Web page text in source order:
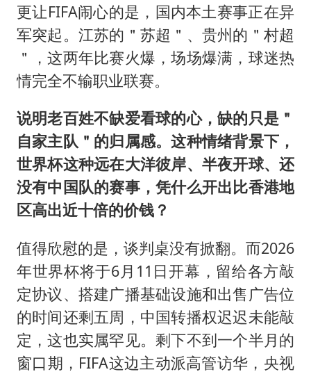
更让FIFA闹心的是，国内本土赛事正在异
军突起。江苏的＂苏超＂、贵州的＂村超
＂，这两年比赛火爆，场场爆满，球迷热
情完全不输职业联赛。
说明老百姓不缺爱看球的心，缺的只是＂
自家主队＂的归属感。这种情绪背景下，
世界杯这种远在大洋彼岸、半夜开球、还
没有中国队的赛事，凭什么开出比香港地
区高出近十倍的价钱？
值得欣慰的是，谈判桌没有掀翻。而2026
年世界杯将于6月11日开幕，留给各方敲
定协议、搭建广播基础设施和出售广告位
的时间还剩五周，中国转播权迟迟未能敲
定，这也实属罕见。剩下不到一个半月的
窗口期，FIFA这边主动派高管访华，央视